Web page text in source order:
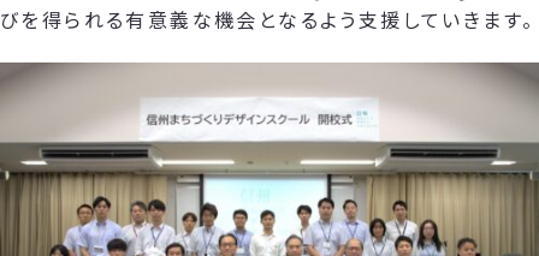
びを得られる有意義な機会となるよう支援していきます。